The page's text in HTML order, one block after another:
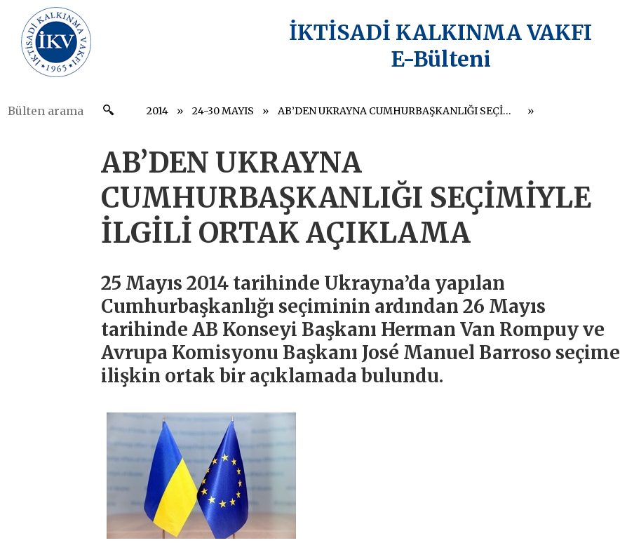
İKTİSADİ KALKINMA VAKFI
E-Bülteni
2014 24-30 MAYIS AB’DEN UKRAYNA CUMHURBAŞKANLIĞI SEÇİMİYLE İLGİLİ ORTAK AÇIKLAMA
AB’DEN UKRAYNA
CUMHURBAŞKANLIĞI SEÇİMİYLE
İLGİLİ ORTAK AÇIKLAMA
25 Mayıs 2014 tarihinde Ukrayna’da yapılan
Cumhurbaşkanlığı seçiminin ardından 26 Mayıs
tarihinde AB Konseyi Başkanı Herman Van Rompuy ve
Avrupa Komisyonu Başkanı José Manuel Barroso seçime
ilişkin ortak bir açıklamada bulundu.